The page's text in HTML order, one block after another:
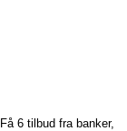
Få 6 tilbud fra banker,